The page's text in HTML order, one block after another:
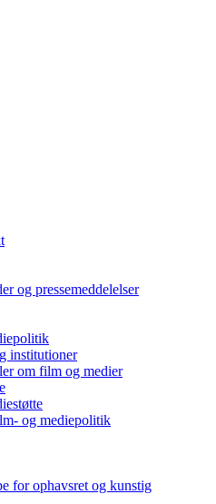
og pressemeddelelser
institutioner
om film og medier
og mediepolitik
for ophavsret og kunstig